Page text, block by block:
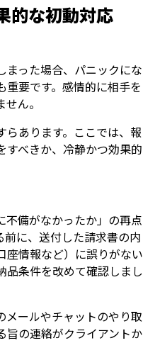
的な初動対応
まった場合、パニックにな
重要です。感情的に相手を
ん。
らあります。ここでは、報
すべきか、冷静かつ効果的
不備がなかったか」の再点
に、送付した請求書の内
座情報など）に誤りがない
品条件を改めて確認しまし
メールやチャットのやり取
旨の連絡がクライアントか